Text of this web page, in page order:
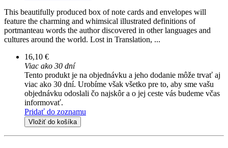
This beautifully produced box of note cards and envelopes will
feature the charming and whimsical illustrated definitions of
portmanteau words the author discovered in other languages and
cultures around the world. Lost in Translation, ...
16,10 €
Viac ako 30 dní
Tento produkt je na objednávku a jeho dodanie môže trvať aj
viac ako 30 dní. Urobíme však všetko pre to, aby sme vašu
objednávku odoslali čo najskôr a o jej ceste vás budeme včas
informovať.
Pridať do zoznamu
Vložiť do košíka